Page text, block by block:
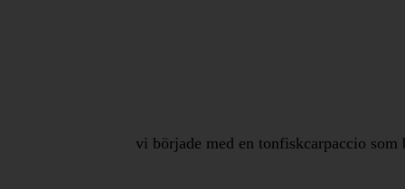
vi började med en tonfiskcarpaccio